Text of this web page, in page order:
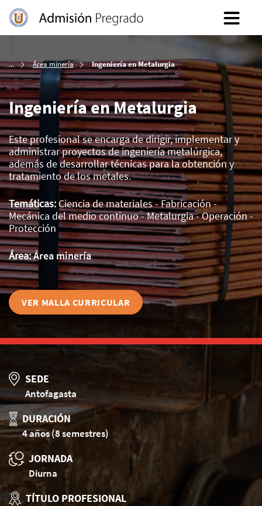
Inicio Área minería Ingeniería en Metalurgia
Ingeniería en Metalurgia
Este profesional se encarga de dirigir, implementar y
administrar proyectos de ingeniería metalúrgica,
además de desarrollar técnicas para la obtención y
tratamiento de los metales.
Temáticas:Ciencia de materiales - Fabricación -
Mecánica del medio continuo - Metalurgia - Operación -
Protección
Área:Área minería
VER MALLA CURRICULAR
SEDE
Antofagasta
DURACIÓN
4 años (8 semestres)
JORNADA
Diurna
TÍTULO PROFESIONAL